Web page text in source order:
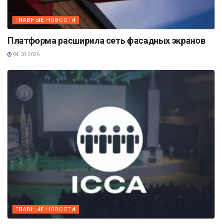
ГЛАВНЫЕ НОВОСТИ
Платформа расширила сеть фасадных экранов
04.08.2026
ГЛАВНЫЕ НОВОСТИ